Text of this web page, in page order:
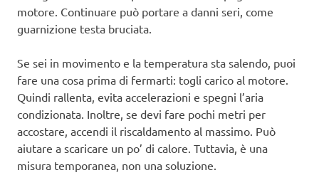
motore. Continuare può portare a danni seri, come
guarnizione testa bruciata.
Se sei in movimento e la temperatura sta salendo, puoi
fare una cosa prima di fermarti: togli carico al motore.
Quindi rallenta, evita accelerazioni e spegni l’aria
condizionata. Inoltre, se devi fare pochi metri per
accostare, accendi il riscaldamento al massimo. Può
aiutare a scaricare un po’ di calore. Tuttavia, è una
misura temporanea, non una soluzione.